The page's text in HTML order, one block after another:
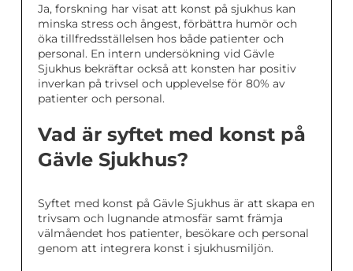
Ja, forskning har visat att konst på sjukhus kan
minska stress och ångest, förbättra humör och
öka tillfredsställelsen hos både patienter och
personal. En intern undersökning vid Gävle
Sjukhus bekräftar också att konsten har positiv
inverkan på trivsel och upplevelse för 80% av
patienter och personal.
Vad är syftet med konst på
Gävle Sjukhus?
Syftet med konst på Gävle Sjukhus är att skapa en
trivsam och lugnande atmosfär samt främja
välmåendet hos patienter, besökare och personal
genom att integrera konst i sjukhusmiljön.